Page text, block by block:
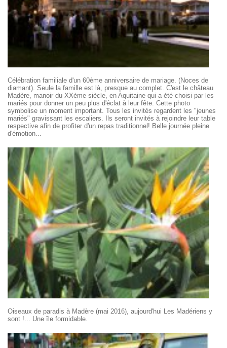
Célébration familiale d'un 60ème anniversaire de mariage. (Noces de
diamant). Seule la famille est là, presque au complet. C'est le château
Madère, manoir du XXème siècle, en Aquitaine qui a été choisi par les
mariés pour donner un peu plus d'éclat à leur fête. Cette photo
symbolise un moment important. Tous les invités regardent les "jeunes
mariés" gravissant les escaliers. Ils seront invités à rejoindre leur table
respective afin de profiter d'un repas traditionnel! Belle journée pleine
d'émotion...
Oiseaux de paradis à Madère (mai 2016), aujourd'hui Les Madériens y
sont !... Une île formidable.